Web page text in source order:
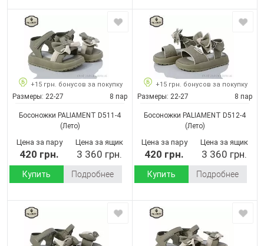
+15 грн. бонусов за покупку
Размеры: 22-27 8 пар
Босоножки PALIAMENT D511-4
(Лето)
Цена за пару
420 грн.
Цена за ящик
3 360 грн.
Купить Подробнее
+15 грн. бонусов за покупку
Размеры: 22-27 8 пар
Босоножки PALIAMENT D512-4
(Лето)
Цена за пару
420 грн.
Цена за ящик
3 360 грн.
Купить Подробнее